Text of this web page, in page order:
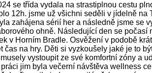
se třída vydala na strastiplnou cestu
12h. jsme už všichni seděli v jídelně na
zahájena sérií her a následně jsme se
ohně. Následující den se
v Horním Bradle. Osvěžení v podobě
čas na hry. Děti si vyzkoušely jaké je to
vystoupit ze své komfortní zóny a
jim byla večerní návštěva wellness